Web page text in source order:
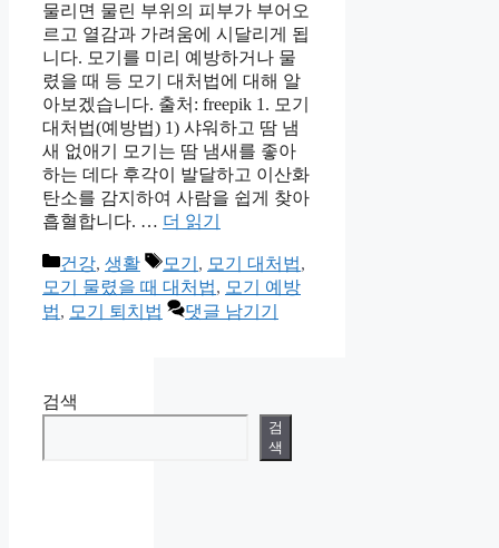
물리면 물린 부위의 피부가 부어오
르고 열감과 가려움에 시달리게 됩
니다. 모기를 미리 예방하거나 물
렸을 때 등 모기 대처법에 대해 알
아보겠습니다. 출처: freepik 1. 모기
대처법(예방법) 1) 샤워하고 땀 냄
새 없애기 모기는 땀 냄새를 좋아
하는 데다 후각이 발달하고 이산화
탄소를 감지하여 사람을 쉽게 찾아
흡혈합니다. … 더 읽기
카
테
고
건강, 생활
태
그
모기 , 모기 대처법,
모기 물렸을 때 대처법, 모기 예방
법, 모기 퇴치법 댓글 남기기
검색
검
색